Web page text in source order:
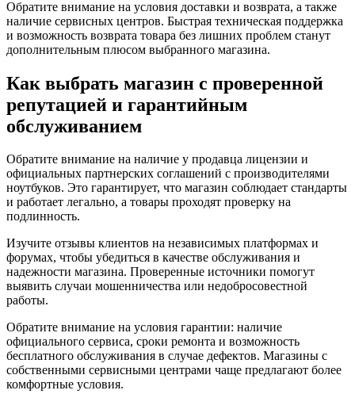
Обратите внимание на условия доставки и возврата, а также
наличие сервисных центров. Быстрая техническая поддержка
и возможность возврата товара без лишних проблем станут
дополнительным плюсом выбранного магазина.
Как выбрать магазин с проверенной
репутацией и гарантийным
обслуживанием
Обратите внимание на наличие у продавца лицензии и
официальных партнерских соглашений с производителями
ноутбуков. Это гарантирует, что магазин соблюдает стандарты
и работает легально, а товары проходят проверку на
подлинность.
Изучите отзывы клиентов на независимых платформах и
форумах, чтобы убедиться в качестве обслуживания и
надежности магазина. Проверенные источники помогут
выявить случаи мошенничества или недобросовестной
работы.
Обратите внимание на условия гарантии: наличие
официального сервиса, сроки ремонта и возможность
бесплатного обслуживания в случае дефектов. Магазины с
собственными сервисными центрами чаще предлагают более
комфортные условия.